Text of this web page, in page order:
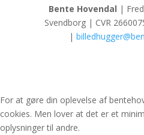
Bente Hovendal |
Svendborg | CVR
|
For at gøre din oplevelse af
cookies. Men lover at det er et
oplysninger til andre.